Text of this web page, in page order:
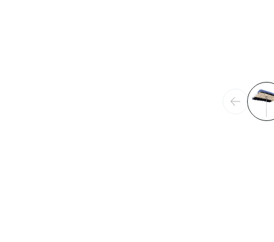
Précédent